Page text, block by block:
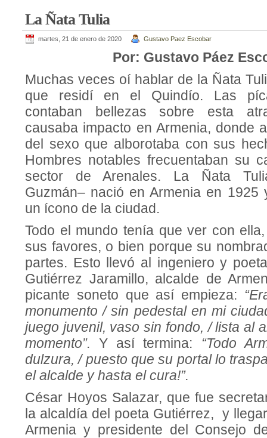
La Ñata Tulia
martes, 21 de enero de 2020 Gustavo Paez Escobar
Por: Gustavo Páez
Muchas veces oí hablar de la Ñata
que residí en el Quindío. Las
contaban bellezas sobre esta
causaba impacto en Armenia, donde
del sexo que alborotaba con sus
Hombres notables frecuentaban su
sector de Arenales. La Ñata
Guzmán– nació en Armenia en 1925
un ícono de la ciudad.
Todo el mundo tenía que ver con
sus favores, o bien porque su
partes. Esto llevó al ingeniero y
Gutiérrez Jaramillo, alcalde de
picante soneto que así empieza:
monumento / sin pedestal en mi
juego juvenil, vaso sin fondo, / lista al
momento”.Y así termina: “Todo
dulzura, / puesto que su portal lo
el alcalde y hasta el cura!”.
César Hoyos Salazar, que fue
la alcaldía del poeta Gutiérrez, y
Armenia y presidente del Consejo